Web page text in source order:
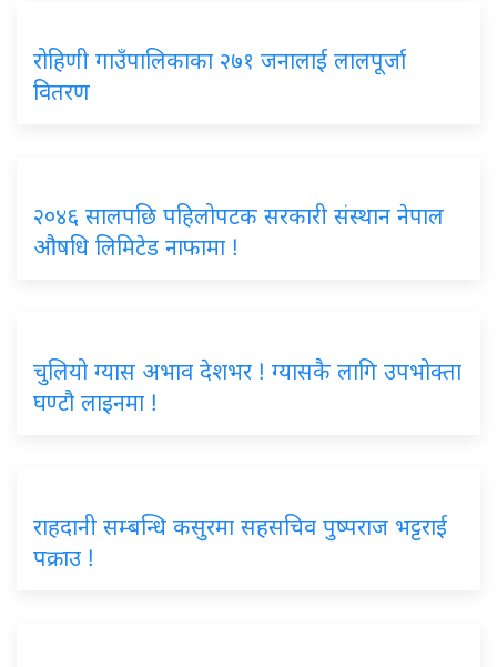
रोहिणी गाउँपालिकाका २७१ जनालाई लालपूर्जा
वितरण
२०४६ सालपछि पहिलोपटक सरकारी संस्थान नेपाल
औषधि लिमिटेड नाफामा !
चुलियो ग्यास अभाव देशभर ! ग्यासकै लागि उपभोक्ता
घण्टौ लाइनमा !
राहदानी सम्बन्धि कसुरमा सहसचिव पुष्पराज भट्टराई
पक्राउ !